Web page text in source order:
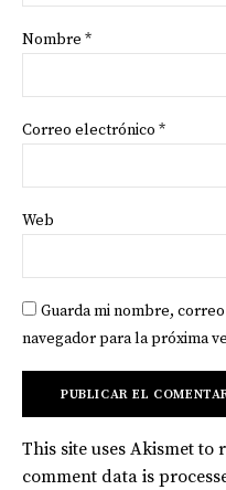
Nombre *
Correo electrónico *
Web
Guarda mi nombre,
navegador para la próxima
This site uses Akismet to
comment data is